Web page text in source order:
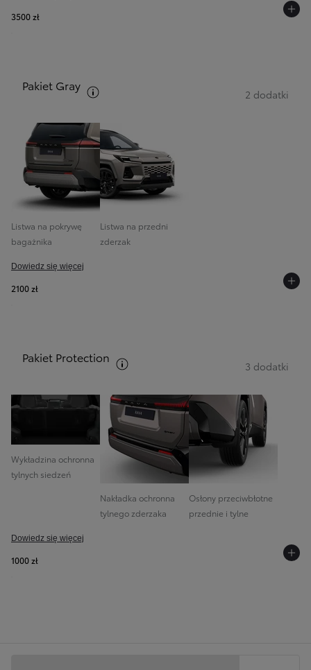
3500 zł
Pakiet Gray
2 dodatki
Listwa na pokrywę
bagażnika
Listwa na przedni
zderzak
Dowiedz się więcej
2100 zł
Pakiet Protection
3 dodatki
Wykładzina ochronna
tylnych siedzeń
Nakładka ochronna
tylnego zderzaka
Osłony przeciwbłotne
przednie i tylne
Dowiedz się więcej
1000 zł